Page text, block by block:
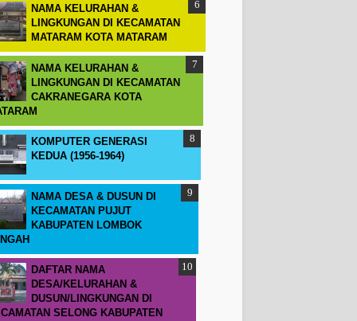
NAMA KELURAHAN &
LINGKUNGAN DI KECAMATAN
MATARAM KOTA MATARAM
NAMA KELURAHAN &
LINGKUNGAN DI KECAMATAN
CAKRANEGARA KOTA
KOMPUTER GENERASI
KEDUA (1956-1964)
NAMA DESA & DUSUN DI
KECAMATAN PUJUT
KABUPATEN LOMBOK
DAFTAR NAMA
DESA/KELURAHAN &
DUSUN/LINGKUNGAN DI
SELONG KABUPATEN